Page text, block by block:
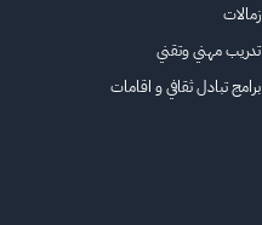
زمالات
تدريب مهني وتقني
برامج تبادل ثقافي و اقامات